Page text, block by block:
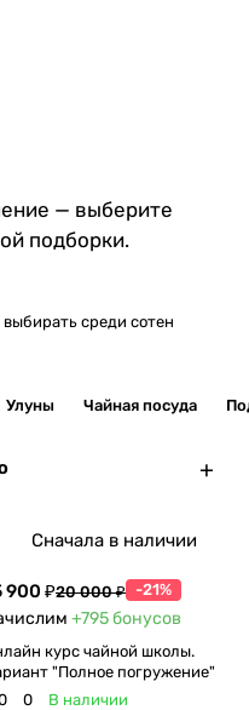
— выберите
подборки.
среди сотен
→
Первый шу
Улуны Чайная посуда
Сначала в наличии
900 ₽20 000 ₽ -21%
+795бонусов
курс чайной школы.
"Полное погружение"
0 В наличии